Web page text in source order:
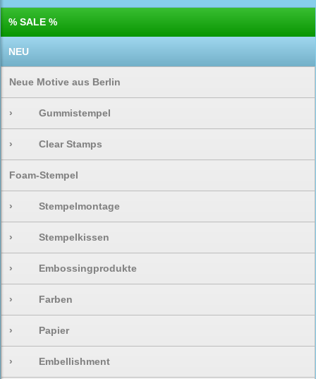
% SALE %
NEU
Neue Motive aus Berlin
› Gummistempel
› Clear Stamps
Foam-Stempel
› Stempelmontage
› Stempelkissen
› Embossingprodukte
› Farben
› Papier
› Embellishment